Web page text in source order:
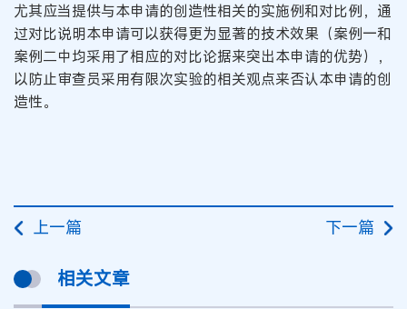
尤其应当提供与本申请的创造性相关的实施例和对比例，通
过对比说明本申请可以获得更为显著的技术效果（案例一和
案例二中均采用了相应的对比论据来突出本申请的优势），
以防止审查员采用有限次实验的相关观点来否认本申请的创
造性。
上一篇 下一篇
相关文章